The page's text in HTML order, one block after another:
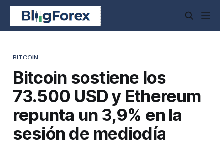
BITCOIN
Bitcoin sostiene los
73.500 USD y Ethereum
repunta un 3,9% en la
sesión de mediodía